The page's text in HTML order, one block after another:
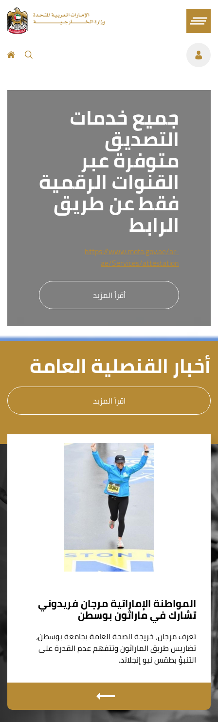
جميع خدمات
التصديق
متوفرة عبر
القنوات الرقمية
فقط عن طريق
الرابط
https://www.mofa.gov.ae/ar-
ae/Services/attestation
أقرأ المزيد
أخبار القنصلية العامة
اقرأ المزيد
المواطنة الإماراتية مرجان فريدوني
تشارك في ماراثون بوسطن
تعرف مرجان، خريجة الصحة العامة بجامعة بوسطن،
تضاريس طريق الماراثون وتتفهم عدم القدرة على
التنبؤ بطقس نيو إنجلاند.